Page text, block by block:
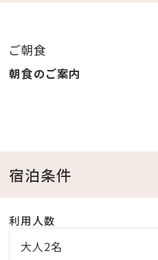
＜館内施設のご案内＞
・フィットネスジムご利用無
18：00／7～9月 9：00～22
※屋外プールのご利用は、
・エステサロン「CREER
00（最終受付20：00) ※年中
ご朝食
朝食のご案内
宿泊条件
利用人数
大人2名